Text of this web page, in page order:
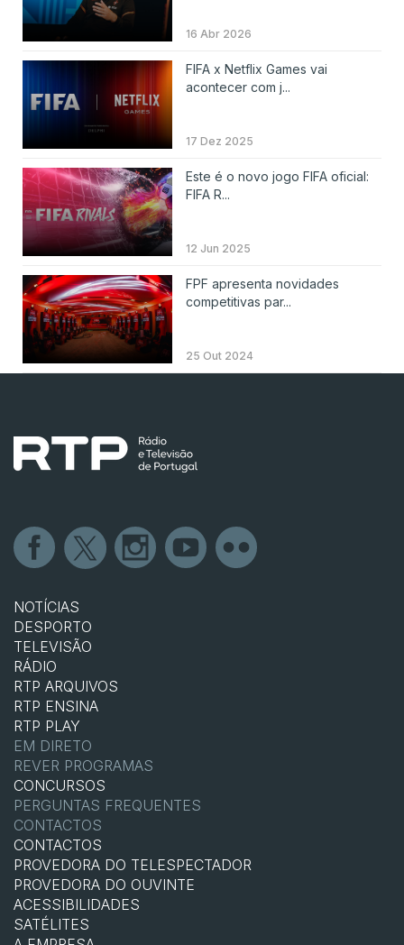
16 Abr 2026
FIFA x Netflix Games vai
acontecer com j...
17 Dez 2025
Este é o novo jogo FIFA oficial:
FIFA R...
12 Jun 2025
FPF apresenta novidades
competitivas par...
25 Out 2024
NOTÍCIAS
DESPORTO
TELEVISÃO
RÁDIO
RTP ARQUIVOS
RTP ENSINA
RTP PLAY
EM DIRETO
REVER PROGRAMAS
CONCURSOS
PERGUNTAS FREQUENTES
CONTACTOS
CONTACTOS
PROVEDORA DO TELESPECTADOR
PROVEDORA DO OUVINTE
ACESSIBILIDADES
SATÉLITES